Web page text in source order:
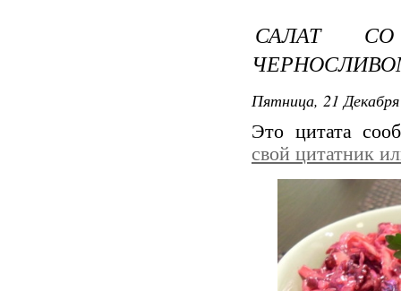
САЛАТ
Пятница, 21
Это цитата
свой цитатник